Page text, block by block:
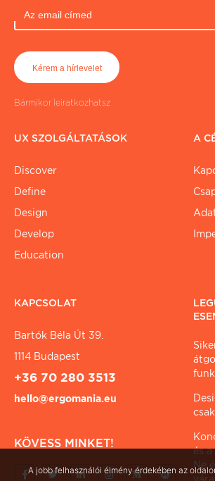
Bármikor leiratkozhatsz
UX SZOLGÁLTATÁSOK
Discover
Define
Design
Develop
Education
A
KAPCSOLAT
Bartók Béla Út 39.
1114 Budapest
+36 70 280 3513
hello@ergomania.eu
KÖVESS MINKET!
és
Ne
A jobb felhasználói élmény érdekében az